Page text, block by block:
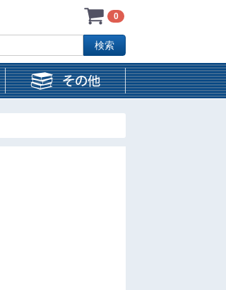
0